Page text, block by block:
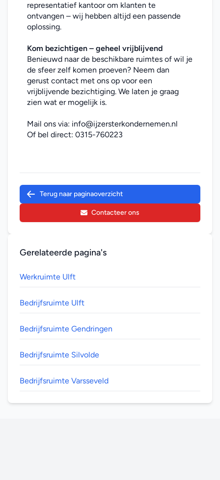
representatief kantoor om klanten te
ontvangen – wij hebben altijd een passende
oplossing.
Kom bezichtigen – geheel vrijblijvend
Benieuwd naar de beschikbare ruimtes of wil je
de sfeer zelf komen proeven? Neem dan
gerust contact met ons op voor een
vrijblijvende bezichtiging. We laten je graag
zien wat er mogelijk is.
Mail ons via: info@ijzersterkondernemen.nl
Of bel direct: 0315-760223
Terug naar paginaoverzicht
Contacteer ons
Gerelateerde pagina's
Werkruimte Ulft
Bedrijfsruimte Ulft
Bedrijfsruimte Gendringen
Bedrijfsruimte Silvolde
Bedrijfsruimte Varsseveld